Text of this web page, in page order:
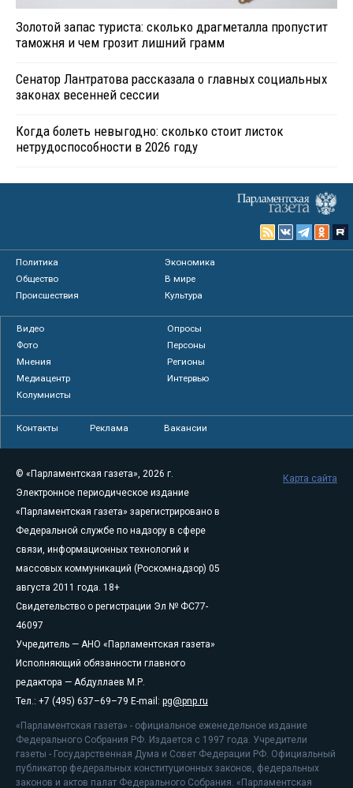
Золотой запас туриста: сколько драгметалла пропустит
таможня и чем грозит лишний грамм
Сенатор Лантратова рассказала о главных социальных
законах весенней сессии
Когда болеть невыгодно: сколько стоит листок
нетрудоспособности в 2026 году
Политика
Экономика
Общество
В мире
Происшествия
Культура
Видео
Опросы
Фото
Персоны
Мнения
Регионы
Медиацентр
Интервью
Колумнисты
Контакты Реклама Вакансии
© «Парламентская газета», 2026 г.
Электронное периодическое издание
«Парламентская газета» зарегистрировано в
Федеральной службе по надзору в сфере
связи, информационных технологий и
массовых коммуникаций (Роскомнадзор) 05
августа 2011 года. 18+
Свидетельство о регистрации Эл № ФС77-
46097
Учредитель — АНО «Парламентская газета»
Исполняющий обязанности главного
редактора — Абдуллаев М.Р.
Тел.: +7 (495) 637–69–79 E-mail: pg@pnp.ru
«Парламентская газета» - официальное еженедельное издание
Федерального Собрания РФ. Издается с 1997 года. Учредители
газеты - Государственная Дума и Совет Федерации РФ. Официальный
публикатор федеральных конституционных законов, федеральных
законов и актов палат Федерального Собрания. «Парламентская
Карта сайта